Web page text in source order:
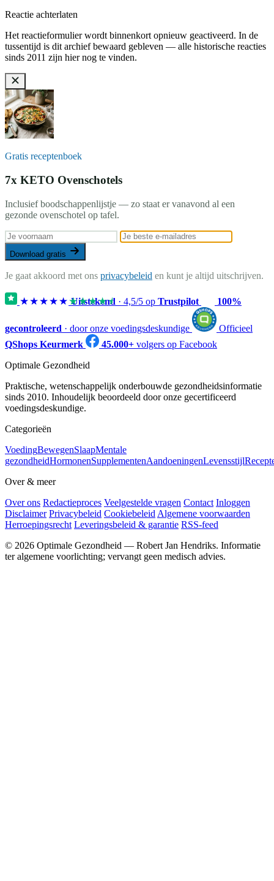
Reactie achterlaten
Het reactieformulier wordt binnenkort opnieuw geactiveerd. In de
tussentijd is dit archief bewaard gebleven — alle historische reacties
sinds 2011 zijn hier nog te vinden.
Gratis receptenboek
7x KETO Ovenschotels
Inclusief boodschappenlijstje — zo staat er vanavond al een
gezonde ovenschotel op tafel.
Download gratis
Je gaat akkoord met ons privacybeleid en kunt je altijd uitschrijven.
★★★★★★★★★★
Uitstekend · 4,5/5 op Trustpilot 100%
gecontroleerd · door onze voedingsdeskundige
Officieel
QShops Keurmerk
45.000+ volgers op Facebook
Optimale Gezondheid
Praktische, wetenschappelijk onderbouwde gezondheidsinformatie
sinds 2010. Inhoudelijk beoordeeld door onze gecertificeerd
voedingsdeskundige.
Categorieën
VoedingBewegenSlaapMentale
gezondheidHormonenSupplementenAandoeningenLevensstijl
Over & meer
Over ons Redactieproces Veelgestelde vragen Contact Inloggen
Disclaimer Privacybeleid Cookiebeleid Algemene voorwaarden
Herroepingsrecht Leveringsbeleid & garantie RSS-feed
© 2026 Optimale Gezondheid — Robert Jan Hendriks. Informatie
ter algemene voorlichting; vervangt geen medisch advies.